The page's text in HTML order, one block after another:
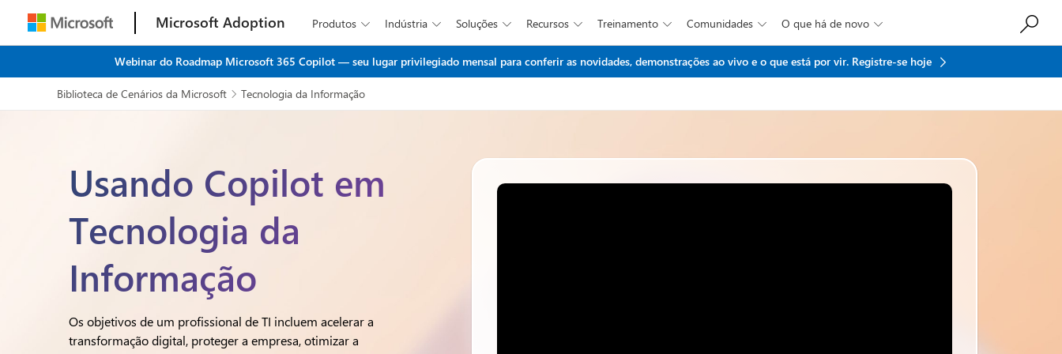
Ir para o conteúdo principal
Microsoft Adoption Produtos  Indústria  Soluções  Recursos  Treinamento  Comunidades  O que há de novo 
Webinar do Roadmap Microsoft 365 Copilot — seu lugar privilegiado mensal para conferir as novidades, demonstrações ao vivo e o que está por vir. Registre-se hoje
Biblioteca de Cenários da Microsoft  Tecnologia da Informação
Usando Copilot em
Tecnologia da
Informação
Os objetivos de um profissional de TI incluem acelerar a
transformação digital, proteger a empresa, otimizar a